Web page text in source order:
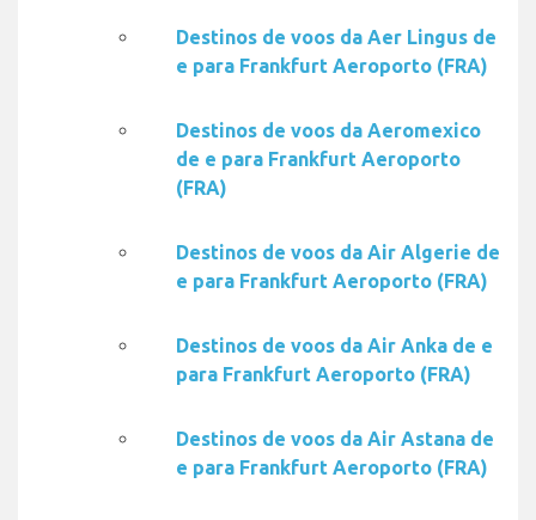
Destinos de voos da Aer Lingus de
e para Frankfurt Aeroporto (FRA)
Destinos de voos da Aeromexico
de e para Frankfurt Aeroporto
(FRA)
Destinos de voos da Air Algerie de
e para Frankfurt Aeroporto (FRA)
Destinos de voos da Air Anka de e
para Frankfurt Aeroporto (FRA)
Destinos de voos da Air Astana de
e para Frankfurt Aeroporto (FRA)